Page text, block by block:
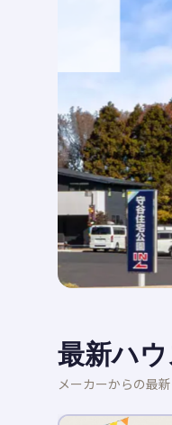
最新ハ
メーカーからの最